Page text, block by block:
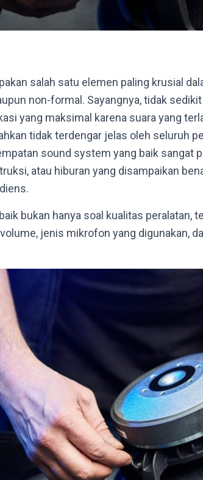
salah satu elemen paling krusial
non-formal. Sayangnya, tidak
yang maksimal karena suara yang
tidak terdengar jelas oleh seluruh
sound system yang baik sangat
atau hiburan yang disampaikan
bukan hanya soal kualitas peralatan,
jenis mikrofon yang digunakan,